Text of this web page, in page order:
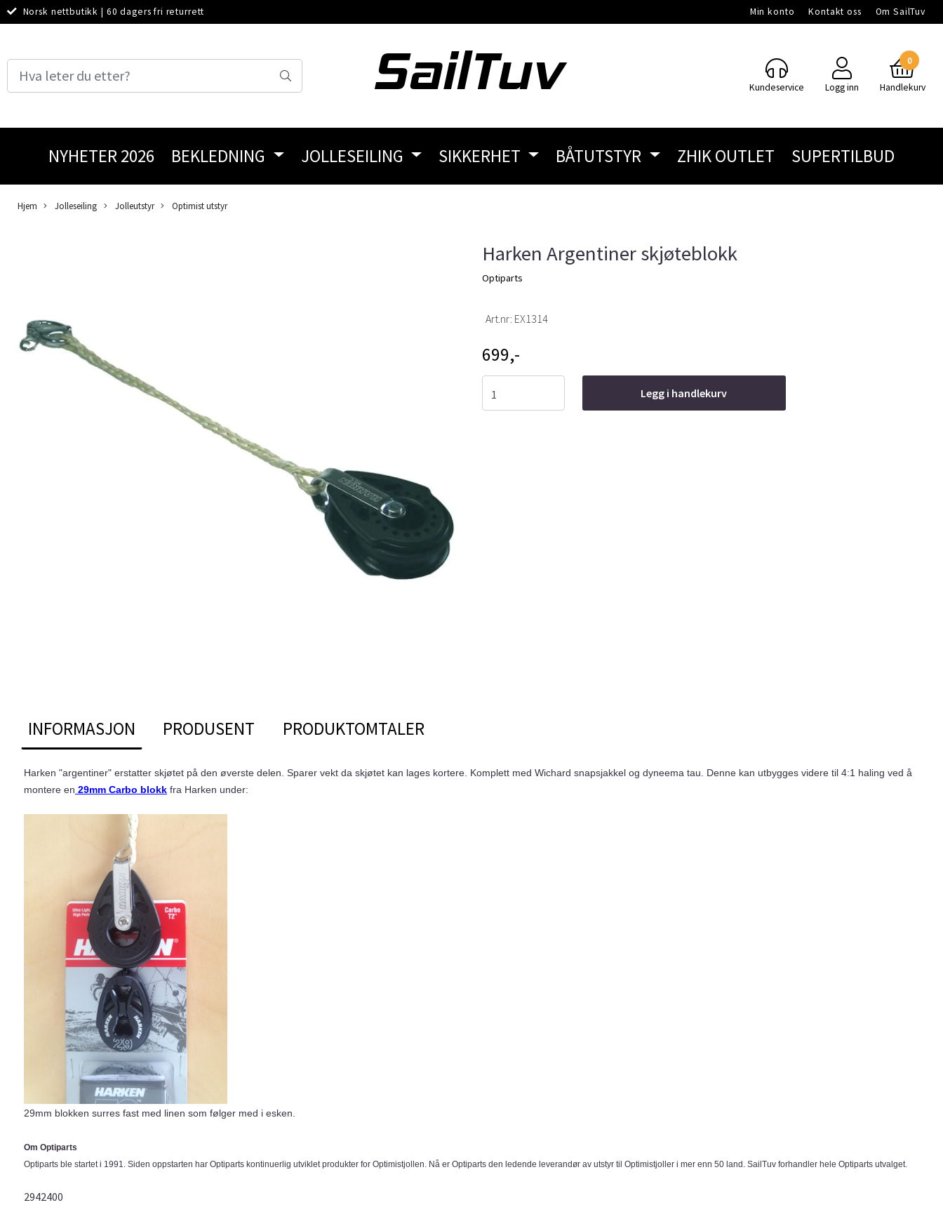
Norsk nettbutikk | 60 dagers fri returrett Min konto Kontakt oss Om SailTuv
Kundeservice Logg inn
0
Handlekurv
NYHETER 2026 BEKLEDNING JOLLESEILING SIKKERHET BÅTUTSTYR ZHIK OUTLET SUPERTILBUD
Hjem Jolleseiling Jolleutstyr Optimist utstyr
Harken Argentiner skjøteblokk
Optiparts
Art.nr: EX1314
699,-
Legg i handlekurv
INFORMASJON PRODUSENT PRODUKTOMTALER
Harken "argentiner" erstatter skjøtet på den øverste delen. Sparer vekt da skjøtet kan lages kortere. Komplett med Wichard snapsjakkel og dyneema tau. Denne kan utbygges videre til 4:1 haling ved å
montere en 29mm Carbo blokk fra Harken under:
29mm blokken surres fast med linen som følger med i esken.
Om Optiparts
Optiparts ble startet i 1991. Siden oppstarten har Optiparts kontinuerlig utviklet produkter for Optimistjollen. Nå er Optiparts den ledende leverandør av utstyr til Optimistjoller i mer enn 50 land. SailTuv forhandler hele Optiparts utvalget.
2942400